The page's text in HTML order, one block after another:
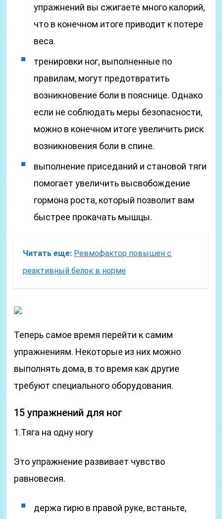
упражнений вы сжигаете много калорий,
что в конечном итоге приводит к потере
веса.
тренировки ног, выполненные по
правилам, могут предотвратить
возникновение боли в пояснице. Однако
если не соблюдать меры безопасности,
можно в конечном итоге увеличить риск
возникновения боли в спине.
выполнение приседаний и становой тяги
помогает увеличить высвобождение
гормона роста, который позволит вам
быстрее прокачать мышцы.
Читать еще: Ревмофактор повышен с
реактивный белок в норме
Теперь самое время перейти к самим
упражнениям. Некоторые из них можно
выполнять дома, в то время как другие
требуют специального оборудования.
15 упражнений для ног
1.Тяга на одну ногу
Это упражнение развивает чувство
равновесия.
держа гирю в правой руке, встаньте,